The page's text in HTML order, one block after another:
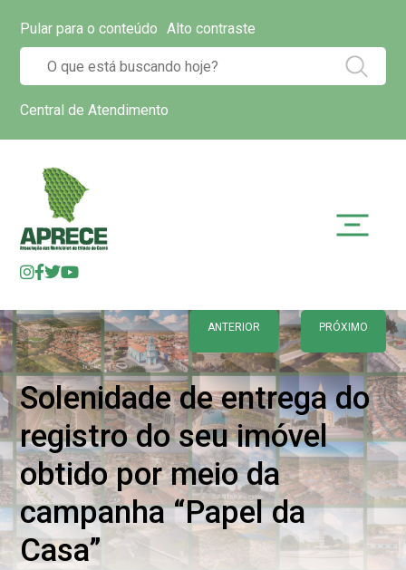
Pular para o conteúdo Alto contraste
Central de Atendimento
ANTERIOR PRÓXIMO
Solenidade de entrega do
registro do seu imóvel
obtido por meio da
campanha “Papel da
Casa”